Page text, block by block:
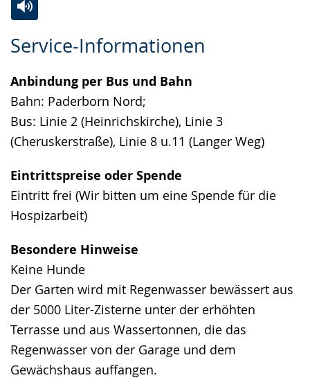
Service-Informationen
Anbindung per Bus und Bahn
Bahn: Paderborn Nord;
Bus: Linie 2 (Heinrichskirche), Linie 3
(Cheruskerstraße), Linie 8 u.11 (Langer Weg)
Eintrittspreise oder Spende
Eintritt frei (Wir bitten um eine Spende für die
Hospizarbeit)
Besondere Hinweise
Keine Hunde
Der Garten wird mit Regenwasser bewässert aus
der 5000 Liter-Zisterne unter der erhöhten
Terrasse und aus Wassertonnen, die das
Regenwasser von der Garage und dem
Gewächshaus auffangen.
Leichten
wechseln.
Audio-
Video
Deutscher
Gebärdensprache
wird
angezeigt.